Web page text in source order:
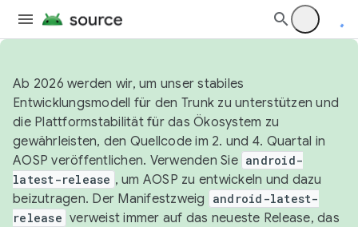
Ab 2026 werden wir, um unser stabiles
Entwicklungsmodell für den Trunk zu unterstützen und
die Plattformstabilität für das Ökosystem zu
gewährleisten, den Quellcode im 2. und 4. Quartal in
AOSP veröffentlichen. Verwenden Sie android-
latest-release , um AOSP zu entwickeln und dazu
beizutragen. Der Manifestzweig
android-latest-
release verweist immer auf das neueste Release, das